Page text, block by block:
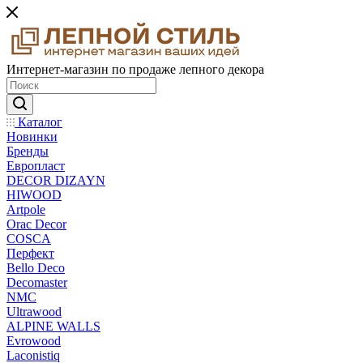
Интернет-магазин по продаже лепного декора
Каталог
Новинки
Бренды
Европласт
DECOR DIZAYN
HIWOOD
Artpole
Orac Decor
COSCA
Перфект
Bello Deco
Decomaster
NMС
Ultrawood
ALPINE WALLS
Evrowood
Laconistiq